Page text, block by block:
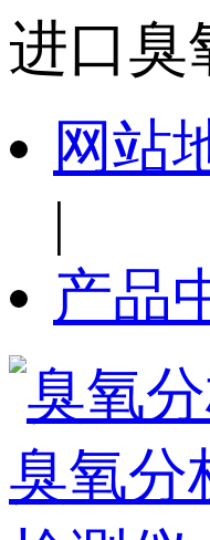
进口臭
网站
|
产品